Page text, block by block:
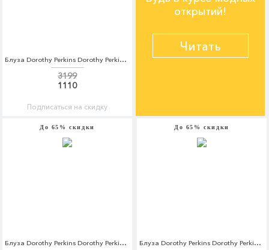
Блуза Dorothy Perkins Dorothy Perkins DO005EWBYDM3
3199
1110
Подписаться на скидку
открытий!
Читать
До 65% скидки
Блуза Dorothy Perkins Dorothy Perkins DO005EWBYDM4
До 65% скидки
Блуза Dorothy Perkins Dorothy Perkins DO005EWBYDN2